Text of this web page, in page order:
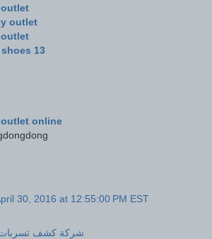
outlet
13
online
30, 2016 at 12:55:00 PM EST
شركة كشف تسربات